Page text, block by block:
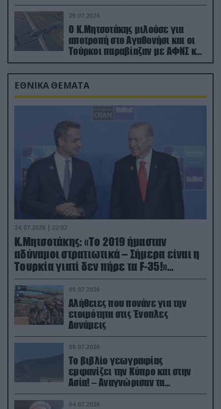
29.07.2026
Ο Κ.Μητσοτάκης μιλούσε για
αποτροπή στο Αγαθονήσι και οι
Τούρκοι παραβίαζαν με ΑΦΝΣ και
drone
ΕΘΝΙΚΑ ΘΕΜΑΤΑ
24.07.2026 | 22:02
Κ.Μητσοτάκης: «Το 2019 ήμασταν
αδύναμοι στρατιωτικά – Σήμερα είναι η
Τουρκία γιατί δεν πήρε τα F-35!»
(βίντεο)
09.07.2026
Αλήθειες που πονάνε για την
ετοιμότητα στις Ένοπλες
Δυνάμεις
08.07.2026
Το βιβλίο γεωγραφίας
εμφανίζει την Κύπρο και στην
Ασία! – Αναγνώρισαν τα
κατεχόμενα; (φωτο)
04.07.2026